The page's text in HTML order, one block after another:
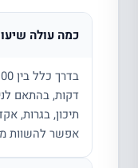
כמה עולה
דקות, בהתאם
תיכון, בגרות,
אפשר להשוות